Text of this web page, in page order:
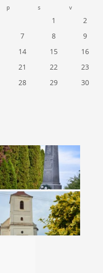
p s v
1
2
7 8
9
14 15
16
21 22
23
28 29
30